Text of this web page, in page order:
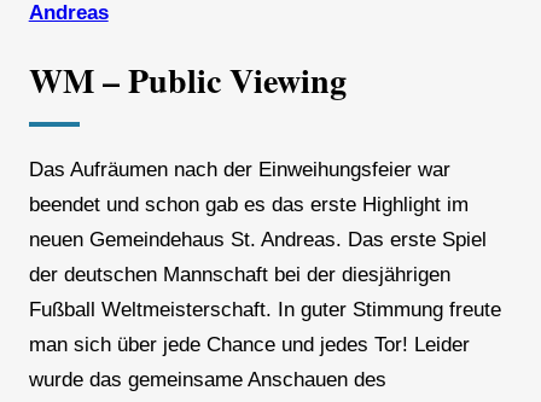
Andreas
WM – Public Viewing
Das Aufräumen nach der Einweihungsfeier war
beendet und schon gab es das erste Highlight im
neuen Gemeindehaus St. Andreas. Das erste Spiel
der deutschen Mannschaft bei der diesjährigen
Fußball Weltmeisterschaft. In guter Stimmung freute
man sich über jede Chance und jedes Tor! Leider
wurde das gemeinsame Anschauen des